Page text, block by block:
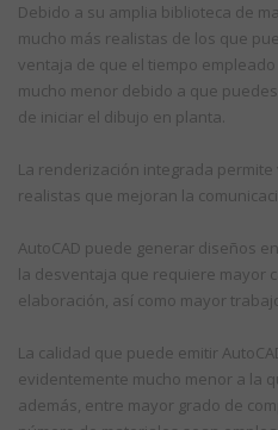
Debido a su amplia biblioteca de
mucho más realistas de los que
ventaja de que el tiempo
mucho menor debido a que
de iniciar el dibujo en planta.
La renderización integrada
realistas que mejoran la
AutoCAD puede generar diseños
la desventaja que requiere mayor
elaboración, así como mayor
La calidad que puede emitir
evidentemente mucho menor a la
además, entre mayor grado de